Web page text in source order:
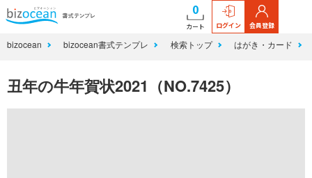
0
カート ログイン 会員登録
bizocean bizocean書式テンプレ 検索トップ はがき・カード
丑年の牛年賀状2021（NO.7425）